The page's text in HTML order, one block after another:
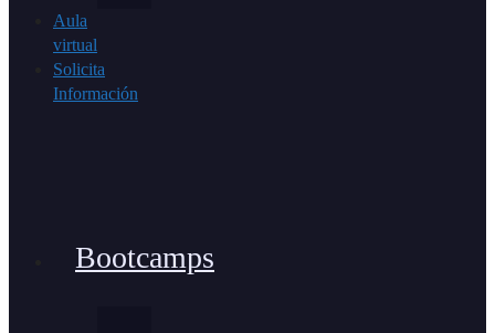
Aula
virtual
Solicita
Información
Bootcamps